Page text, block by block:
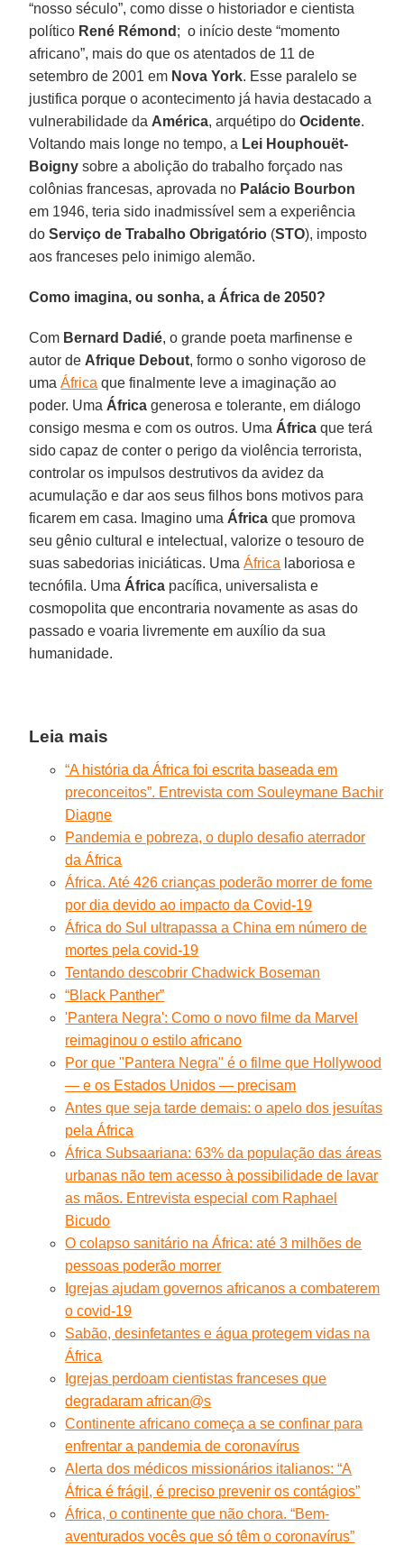
“nosso século”, como disse o historiador e cientista
político René Rémond ; o início deste “momento
africano”, mais do que os atentados de 11 de
setembro de 2001 em Nova York. Esse paralelo se
justifica porque o acontecimento já havia destacado a
vulnerabilidade da América, arquétipo doOcidente.
Voltando mais longe no tempo, a Lei Houphouët-
Boigny sobre a abolição do trabalho forçado nas
colônias francesas, aprovada no Palácio Bourbon
em 1946, teria sido inadmissível sem a experiência
doServiço de Trabalho Obrigatório (STO), imposto
aos franceses pelo inimigo alemão.
Como imagina, ou sonha, a África de 2050?
Com Bernard Dadié, o grande poeta marfinense e
autor de Afrique Debout, formo o sonho vigoroso de
umaÁfrica que finalmente leve a imaginação ao
poder. Uma África generosa e tolerante, em diálogo
consigo mesma e com os outros. Uma África que terá
sido capaz de conter o perigo da violência terrorista,
controlar os impulsos destrutivos da avidez da
acumulação e dar aos seus filhos bons motivos para
ficarem em casa. Imagino uma África que promova
seu gênio cultural e intelectual, valorize o tesouro de
suas sabedorias iniciáticas. UmaÁfrica laboriosa e
tecnófila. Uma África pacífica, universalista e
cosmopolita que encontraria novamente as asas do
passado e voaria livremente em auxílio da sua
humanidade.
Leia mais
“A história da África foi escrita baseada em
preconceitos”. Entrevista com Souleymane Bachir
Diagne
Pandemia e pobreza, o duplo desafio aterrador
da África
África. Até 426 crianças poderão morrer de fome
por dia devido ao impacto da Covid-19
África do Sul ultrapassa a China em número de
mortes pela covid-19
Tentando descobrir Chadwick Boseman
“Black Panther”
'Pantera Negra': Como o novo filme da Marvel
reimaginou o estilo africano
Por que "Pantera Negra" é o filme que Hollywood
— e os Estados Unidos — precisam
Antes que seja tarde demais: o apelo dos jesuítas
pela África
África Subsaariana: 63% da população das áreas
urbanas não tem acesso à possibilidade de lavar
as mãos. Entrevista especial com Raphael
Bicudo
O colapso sanitário na África: até 3 milhões de
pessoas poderão morrer
Igrejas ajudam governos africanos a combaterem
o covid-19
Sabão, desinfetantes e água protegem vidas na
África
Igrejas perdoam cientistas franceses que
degradaram african@s
Continente africano começa a se confinar para
enfrentar a pandemia de coronavírus
Alerta dos médicos missionários italianos: “A
África é frágil, é preciso prevenir os contágios”
África, o continente que não chora. “Bem-
aventurados vocês que só têm o coronavírus”